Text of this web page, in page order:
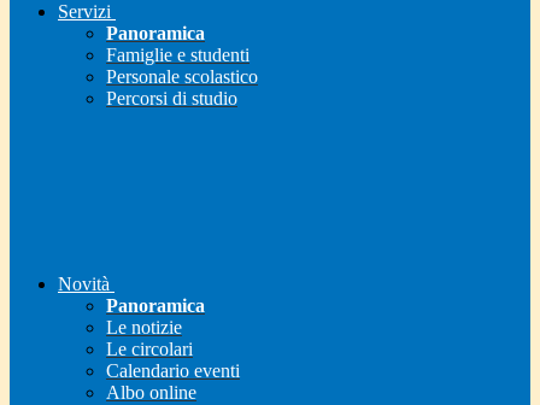
Servizi
Panoramica
Famiglie e studenti
Personale scolastico
Percorsi di studio
Novità
Panoramica
Le notizie
Le circolari
Calendario eventi
Albo online